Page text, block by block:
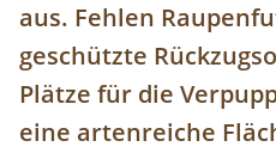
aus. Fehlen
geschützte
Plätze für die
eine artenreiche